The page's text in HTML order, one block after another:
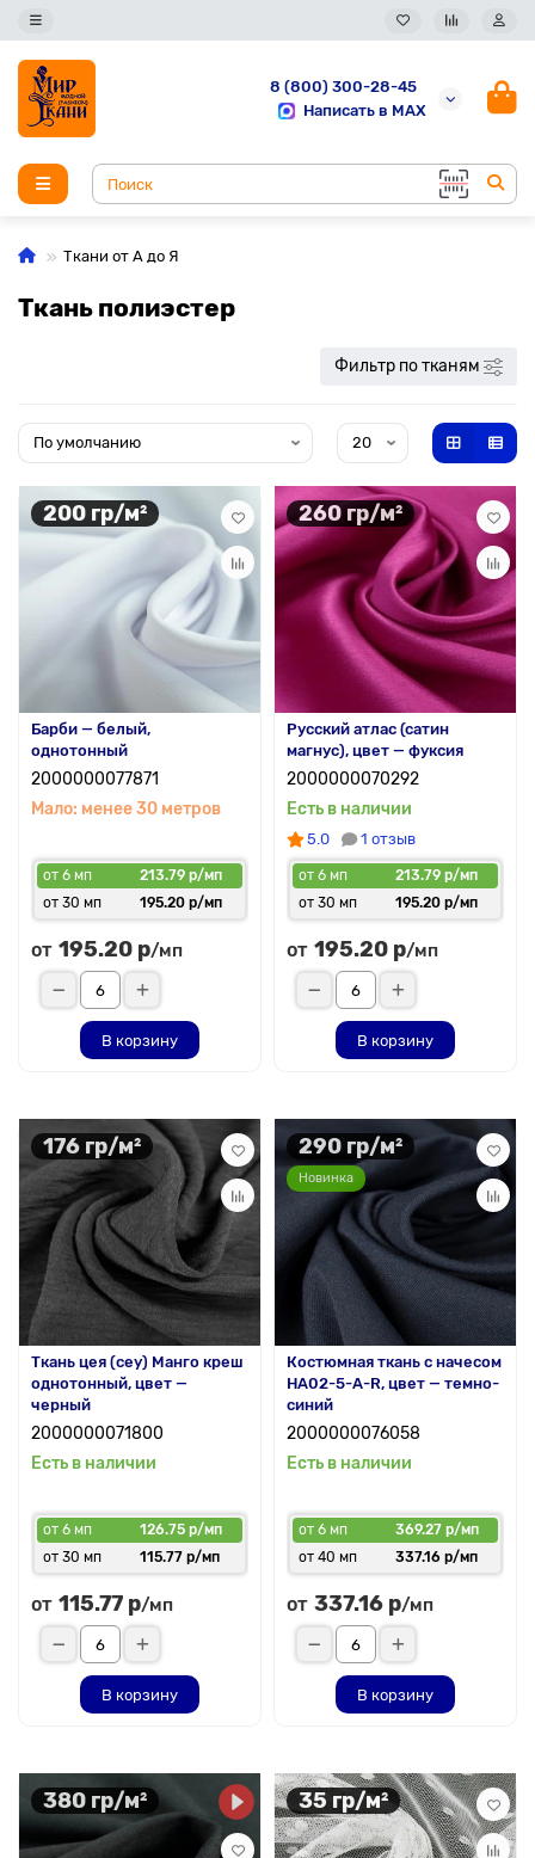
8 (800) 300-28-45
Написать в MAX
Ткани от А до Я
Ткань полиэстер
Фильтр по тканям
200 гр/м²
Барби — белый,
однотонный
2000000077871
Мало: менее 30 метров
от 6 мп
213.79 р/мп
от 30 мп
195.20 р/мп
от 195.20 р/мп
В корзину
260 гр/м²
Русский атлас (сатин
магнус), цвет — фуксия
2000000070292
Есть в наличии
5.0 1 отзыв
от 6 мп
213.79 р/мп
от 30 мп
195.20 р/мп
от 195.20 р/мп
В корзину
176 гр/м²
Ткань цея (cey) Манго креш
однотонный, цвет —
черный
2000000071800
Есть в наличии
от 6 мп
126.75 р/мп
от 30 мп
115.77 р/мп
от 115.77 р/мп
В корзину
290 гр/м²
Новинка
Костюмная ткань с начесом
HA02-5-A-R, цвет — темно-
синий
2000000076058
Есть в наличии
от 6 мп
369.27 р/мп
от 40 мп
337.16 р/мп
от 337.16 р/мп
В корзину
380 гр/м² 35 гр/м²